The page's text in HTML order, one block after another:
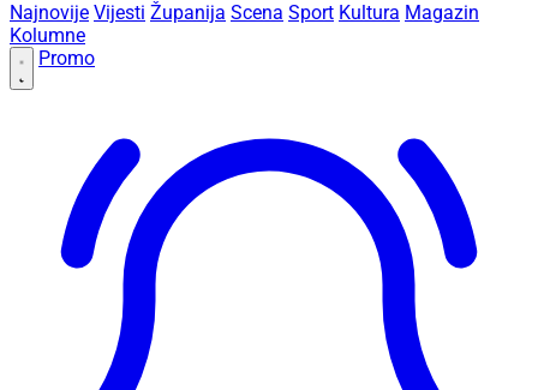
Najnovije Vijesti Županija Scena Sport Kultura Magazin
Kolumne
Promo